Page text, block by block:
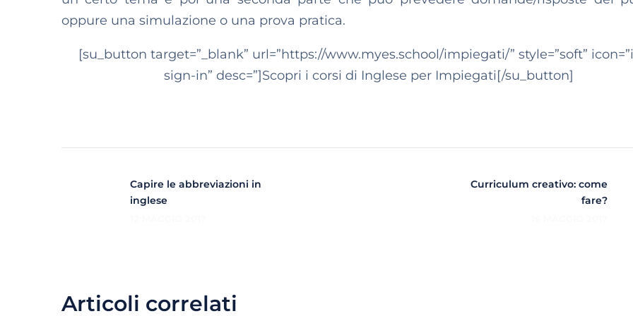
oppure una simulazione o una prova pratica.
[su_button target=”_blank” url=”https://www.myes.school/impiegati/” style=”soft”
sign-in” desc=”]Scopri i corsi di Inglese per Impiegati[/su_button]
Capire le abbreviazioni in
inglese
Curriculum creativo: come
fare?
Articoli correlati